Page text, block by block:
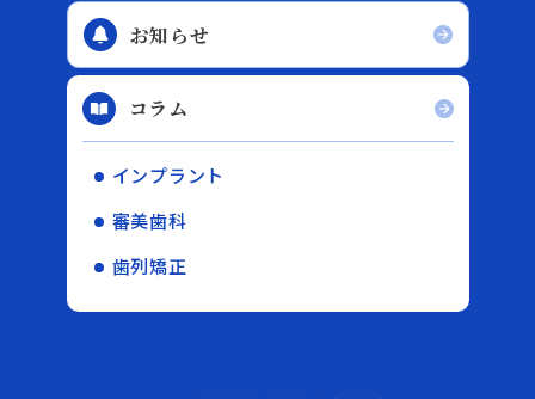
お知らせ
コラム
インプラント
審美歯科
歯列矯正